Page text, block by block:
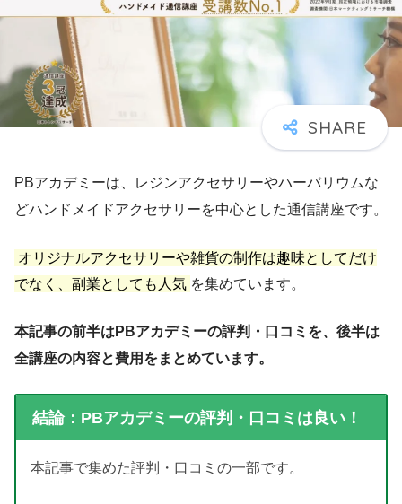
PBアカデミーは、レジンアクセサリーやハーバリウムな
どハンドメイドアクセサリーを中心とした通信講座です。
オリジナルアクセサリーや雑貨の制作は趣味としてだけ
でなく、副業としても人気 を集めています。
本記事の前半はPBアカデミーの評判・口コミを、後半は
全講座の内容と費用をまとめています。
結論：PBアカデミーの評判・口コミは良い！
本記事で集めた評判・口コミの一部です。